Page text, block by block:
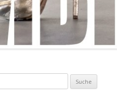
INTERIOR
BERLIN
EVENTS
ZUCKERFREI